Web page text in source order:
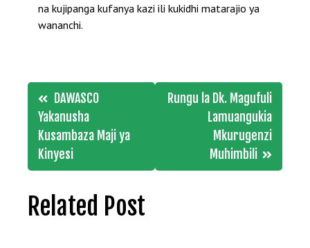
na kujipanga kufanya kazi ili kukidhi matarajio ya
wananchi.
Post
navigation
DAWASCO
Yakanusha
Kusambaza Maji ya
Kinyesi
Rungu la Dk. Magufuli
Lamuangukia
Mkurugenzi
Muhimbili
Related Post